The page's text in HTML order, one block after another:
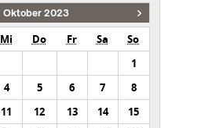
Oktober 2023
Mi Do Fr Sa
So
1
4 5 6 7
8
11 12 13 14
15